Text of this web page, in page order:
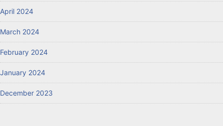
April 2024
March 2024
February 2024
January 2024
December 2023